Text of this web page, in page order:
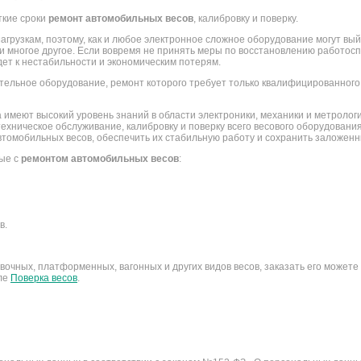
сроки ремонт автомобильных весов, калибровку и поверку.
поэтому, как и любое электронное сложное оборудование могут
другое. Если вовремя не принять меры по восстановлению
к нестабильности и экономическим потерям.
оборудование, ремонт которого требует только
высокий уровень знаний в области электроники, механики и
обслуживание, калибровку и поверку всего весового
весов, обеспечить их стабильную работу и сохранить
с ремонтом автомобильных весов:
платформенных, вагонных и других видов весов, заказать его можете
Поверка весов.